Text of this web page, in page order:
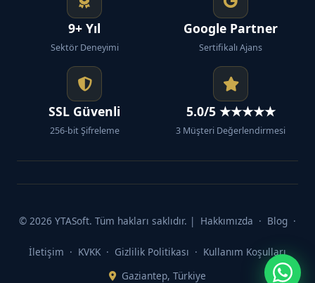
9+ Yıl
Sektör Deneyimi
Google Partner
Sertifikalı Ajans
SSL Güvenli
256-bit Şifreleme
5.0/5 ★★★★★
3 Müşteri Değerlendirmesi
© 2026 YTASoft. Tüm hakları saklıdır. | Hakkımızda · Blog ·
İletişim · KVKK · Gizlilik Politikası · Kullanım Koşulları
Gaziantep, Türkiye